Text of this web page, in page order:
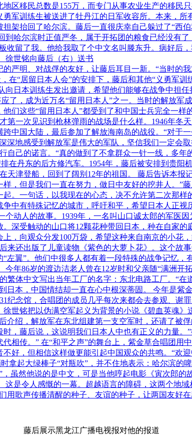
区移民总数是155万，而专门从事农业生产的移民
军训练生被送进了牡丹江的日军收容所。本来，
架抬回了哈尔滨。藤后一直很庆幸自己躲过了“西
哈尔滨时正值严冬，属于开拓团的粮食已经没有
收留了我。他给我取了个中文名叫滕东升。病好后
徐世铭向藤后（右）送书
严明、对战俘的友好，让藤后耳目一新。“当时的
在“居留日本人会”的安排下，藤后和其他“义勇军
日本训练生发出邀请，希望他们能够在战争中担
了，成为近万名“留用日本人”之一。当时的解放
们这些“留用日本人”都受到了和中国士兵完全一样
第一次见识到枪林弹雨的战场是什么样。1946年冬
中国大陆，最后参加了解放海南岛的战役。“对于
深地感受到解放军是伟大的军队，坚信我们一定会
自己的诺言。“真的做到了不拿群众一针一线，多
在丹东的后方修汽车。1954年，藤后被安排到贵阳
天津登船，回到了阔别12年的祖国。 藤后告诉本
，但是我们一直在努力，做日中友好的挖井人。”
。一句话，以我现在的心态，决不允许第二次那
中有特殊记忆的城市，呼吁和平，希望日本人正
动人的故事。1939年，一名叫山口诚太郎的军医
深受触动的山口将12颗花种带回日本，种在自家
，向观众分发100万袋，希望这种来自南京的小花
还出版了儿童读物《紫色的大萝卜花》。这个故
翼”。他们中很多人都有着一段特殊的战争记忆，
年86岁的渡边洁老人曾在12岁时和父亲随“满洲开
体中文写出当年工厂的名字：东北电路工厂。“
日本，中国情结却一直在心中根深蒂固。 今年是
纪念馆，合唱团的成员几乎每次来都会去参观、谢
世铭把以伪满空军起义为背景的小说《碧血英魂
介绍，解放军在东北组建第一支空军时，还请了被
，藤后说，这说明我们日本人中也有正义的力量
相传。” 在“和平之声”的舞台上，紫金草合唱团
好，但相信这样做更能引起中国观众的共鸣。“欢
拿起大绿棒子“对瓶吹”，并不住地表示：哈尔滨的
虽然他说的是中文，可是当他哼起电影《寅次郎
是令人感慨的一幕。超越语言的障碍，这两个地
用歌声传播清醒的种子、友谊的种子，让两国友好
藤后展示黑龙江广播电视报对他的报道